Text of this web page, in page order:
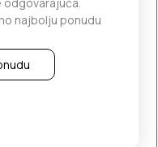
najbolju ponudu